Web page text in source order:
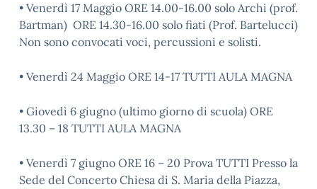
• Venerdì 17 Maggio ORE 14.00-16.00 solo Archi (prof.
Bartman) ORE 14.30-16.00 solo fiati (Prof. Bartelucci)
Non sono convocati voci, percussioni e solisti.
• Venerdì 24 Maggio ORE 14-17 TUTTI AULA MAGNA
• Giovedì 6 giugno (ultimo giorno di scuola) ORE
13.30 – 18 TUTTI AULA MAGNA
• Venerdì 7 giugno ORE 16 – 20 Prova TUTTI Presso la
Sede del Concerto Chiesa di S. Maria della Piazza,